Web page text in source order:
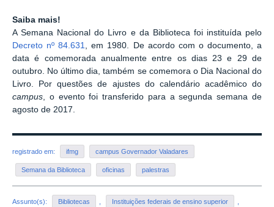
Saiba mais!
A Semana Nacional do Livro e da Biblioteca foi instituída pelo
Decreto nº 84.631, em 1980. De acordo com o documento, a
data é comemorada anualmente entre os dias 23 e 29 de
outubro. No último dia, também se comemora o Dia Nacional do
Livro. Por questões de ajustes do calendário acadêmico do
campus, o evento foi transferido para a segunda semana de
agosto de 2017.
registrado em: ifmg campus Governador Valadares
Semana da Biblioteca oficinas palestras
Assunto(s): Bibliotecas , Instituições federais de ensino superior ,